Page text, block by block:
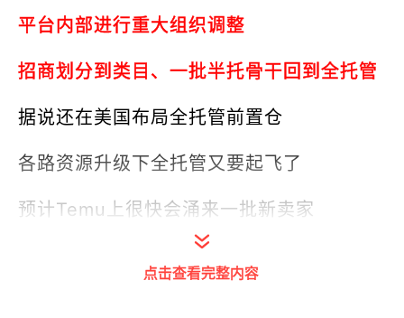
平台内部进行重大组织调整
招商划分到类目、一批半托骨干回到全托管
据说还在美国布局全托管前置仓
各路资源升级下全托管又要起飞了
预计Temu上很快会涌来一批新卖家
Temu在海外冲得猛点击查看完整内容